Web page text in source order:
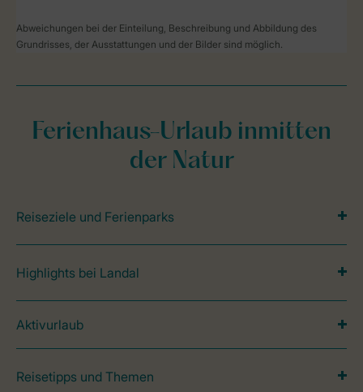
Abweichungen bei der Einteilung, Beschreibung und Abbildung des
Grundrisses, der Ausstattungen und der Bilder sind möglich.
Ferienhaus-Urlaub inmitten
der Natur
Reiseziele und Ferienparks
Highlights bei Landal
Aktivurlaub
Reisetipps und Themen